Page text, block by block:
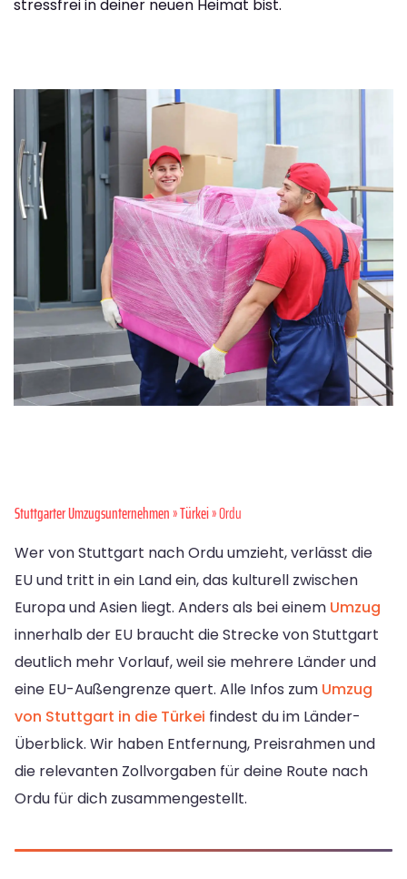
stressfrei in deiner neuen Heimat bist.
Stuttgarter Umzugsunternehmen»Türkei» Ordu
Wer von Stuttgart nach Ordu umzieht, verlässt die
EU und tritt in ein Land ein, das kulturell zwischen
Europa und Asien liegt. Anders als bei einem Umzug
innerhalb der EU braucht die Strecke von Stuttgart
deutlich mehr Vorlauf, weil sie mehrere Länder und
eine EU-Außengrenze quert. Alle Infos zum Umzug
von Stuttgart in die Türkei findest du im Länder-
Überblick. Wir haben Entfernung, Preisrahmen und
die relevanten Zollvorgaben für deine Route nach
Ordu für dich zusammengestellt.